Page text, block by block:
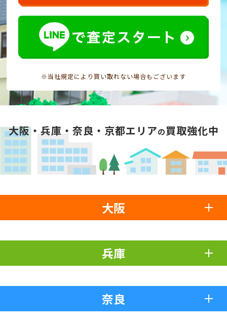
※当社規定により買い取れない場合もございます
大阪・兵庫・奈良・京都エリアの買取強化中
大阪
兵庫
奈良